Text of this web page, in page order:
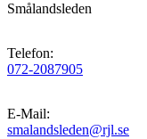
Smålandsleden
Telefon:
072-2087905
E-Mail:
smalandsleden@rjl.se